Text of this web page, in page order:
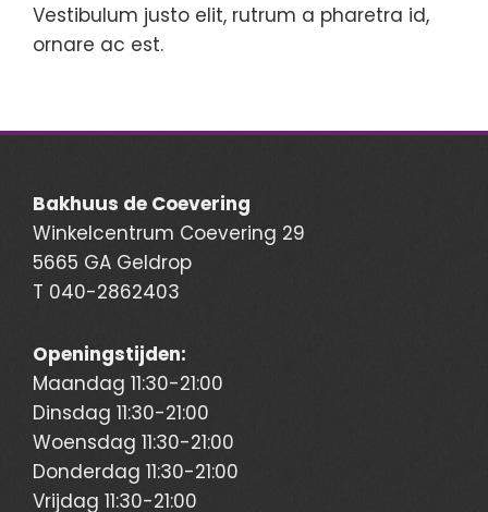
Vestibulum justo elit, rutrum a pharetra id,
ornare ac est.
Bakhuus de Coevering
Winkelcentrum Coevering 29
5665 GA Geldrop
T 040-2862403
Openingstijden:
Maandag 11:30-21:00
Dinsdag 11:30-21:00
Woensdag 11:30-21:00
Donderdag 11:30-21:00
Vrijdag 11:30-21:00